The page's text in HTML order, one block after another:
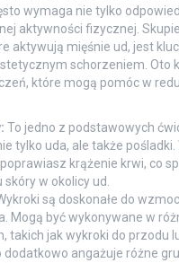
wymaga nie tylko
aktywności fizycznej.
aktywują mięśnie ud, jest
schorzeniem. Oto
które mogą pomóc w
To jedno z podstawowych
tylko uda, ale także pośladki.
krążenie krwi, co
skóry w okolicy ud.
są doskonałe do
Mogą być wykonywane w
takich jak wykroki do przodu
dodatkowo angażuje różne